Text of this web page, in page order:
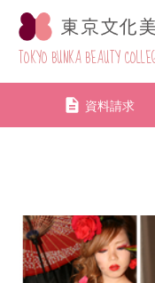
TOKYO BUNKA BEAUTY
資料請求